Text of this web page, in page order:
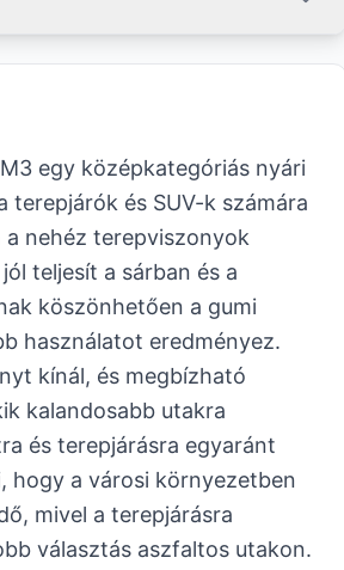
egy középkategóriás nyári
terepjárók és SUV-k számára
nehéz terepviszonyok
teljesít a sárban és a
köszönhetően a gumi
használatot eredményez.
kínál, és megbízható
kalandosabb utakra
és terepjárásra egyaránt
hogy a városi környezetben
mivel a terepjárásra
választás aszfaltos utakon.